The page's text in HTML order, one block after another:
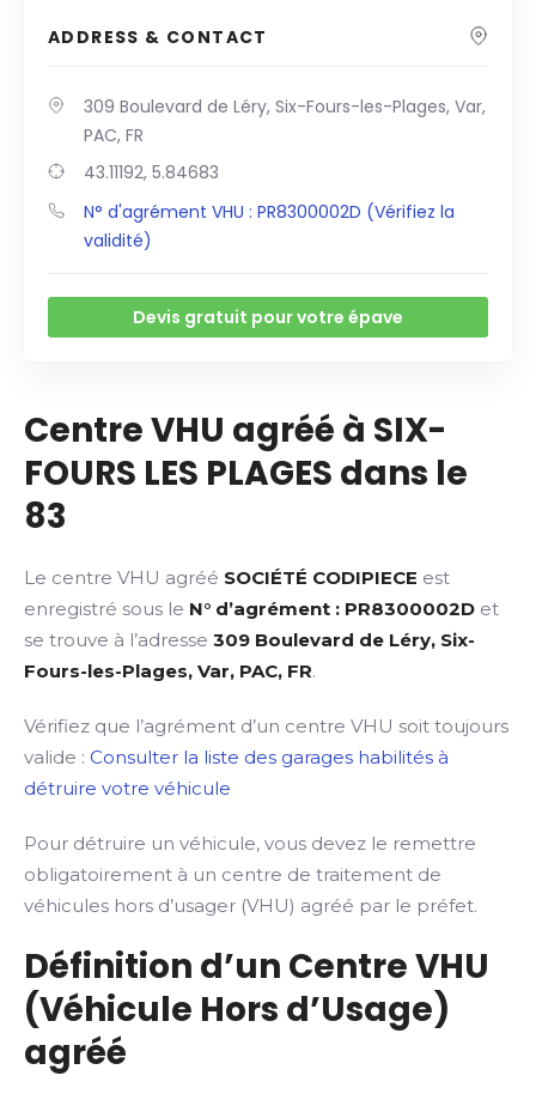
ADDRESS & CONTACT
309 Boulevard de Léry, Six-Fours-les-Plages, Var,
PAC, FR
43.11192, 5.84683
N° d'agrément VHU : PR8300002D (Vérifiez la
validité)
Devis gratuit pour votre épave
Centre VHU agréé à SIX-
FOURS LES PLAGES dans le
83
Le centre VHU agréé SOCIÉTÉ CODIPIECE est
enregistré sous le N° d’agrément : PR8300002D et
se trouve à l’adresse 309 Boulevard de Léry, Six-
Fours-les-Plages, Var, PAC, FR.
Vérifiez que l’agrément d’un centre VHU soit toujours
valide : Consulter la liste des garages habilités à
détruire votre véhicule
Pour détruire un véhicule, vous devez le remettre
obligatoirement à un centre de traitement de
véhicules hors d’usager (VHU) agréé par le préfet.
Définition d’un Centre VHU
(Véhicule Hors d’Usage)
agréé